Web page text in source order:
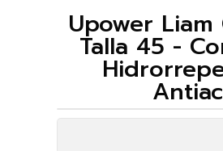
Upower
Talla 45 -